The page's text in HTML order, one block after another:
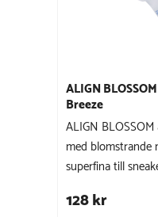
ALIGN
Breeze
ALIGN
med blomstrande
superfina till
128 kr